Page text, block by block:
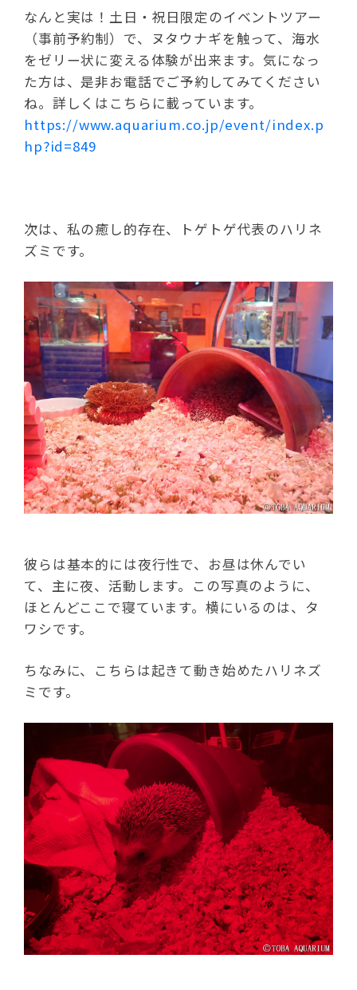
なんと実は！土日・祝日限定のイベントツアー
（事前予約制）で、ヌタウナギを触って、海水
をゼリー状に変える体験が出来ます。気になっ
た方は、是非お電話でご予約してみてください
ね。詳しくはこちらに載っています。
https://www.aquarium.co.jp/event/index.p
hp?id=849
次は、私の癒し的存在、トゲトゲ代表のハリネ
ズミです。
彼らは基本的には夜行性で、お昼は休んでい
て、主に夜、活動します。この写真のように、
ほとんどここで寝ています。横にいるのは、タ
ワシです。
ちなみに、こちらは起きて動き始めたハリネズ
ミです。